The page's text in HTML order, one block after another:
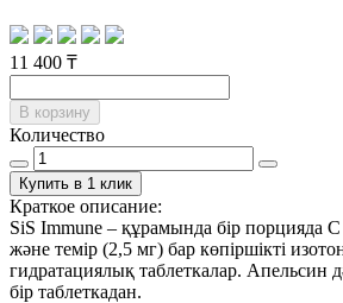
11 400 ₸
В корзину
Количество
Купить в 1 клик
Краткое описание:
SiS Immune – құрамында бір порцияда
және темір (2,5 мг) бар көпіршікті
гидратациялық таблеткалар. Апельсин
бір таблеткадан.